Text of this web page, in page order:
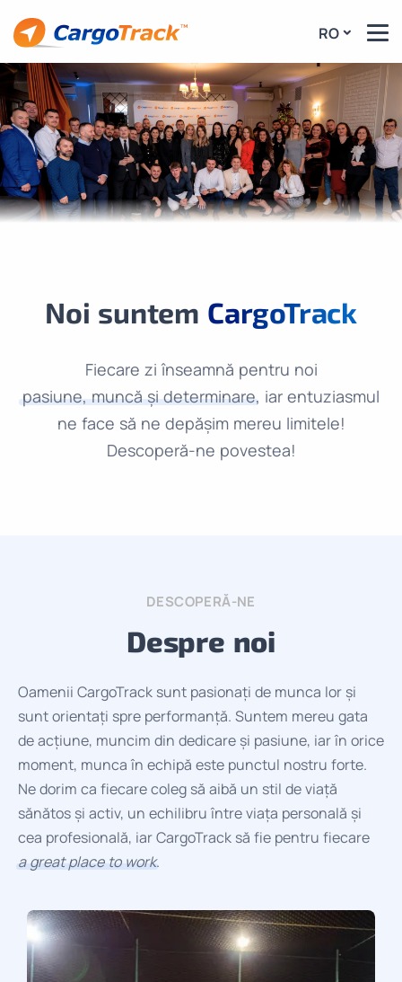
RO
Noi suntem CargoTrack
Fiecare zi înseamnă pentru noi
pasiune, muncă și determinare, iar entuziasmul
ne face să ne depășim mereu limitele!
Descoperă-ne povestea!
DESCOPERĂ-NE
Despre noi
Oamenii CargoTrack sunt pasionați de munca lor și
sunt orientați spre performanță. Suntem mereu gata
de acțiune, muncim din dedicare și pasiune, iar în orice
moment, munca în echipă este punctul nostru forte.
Ne dorim ca fiecare coleg să aibă un stil de viață
sănătos și activ, un echilibru între viața personală și
cea profesională, iar CargoTrack să fie pentru fiecare
a great place to work.